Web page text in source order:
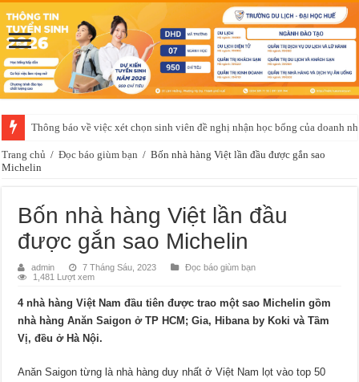
Thông báo về việc xét chọn sinh viên đề nghị nhận học bổng của doanh
Trang chủ / Đọc báo giùm bạn / Bốn nhà hàng Việt lần đầu được gắn sao
Michelin
Bốn nhà hàng Việt lần đầu
được gắn sao Michelin
admin 7 Tháng Sáu, 2023
Đọc báo giùm bạn
1,481 Lượt xem
4 nhà hàng Việt Nam đầu tiên được trao một sao Michelin gồm
nhà hàng Anăn Saigon ở TP HCM; Gia, Hibana by Koki và Tầm
Vị, đều ở Hà Nội.
Anăn Saigon từng là nhà hàng duy nhất ở Việt Nam lọt vào top 50